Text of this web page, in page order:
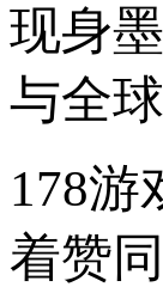
现身
与全
178
着赞